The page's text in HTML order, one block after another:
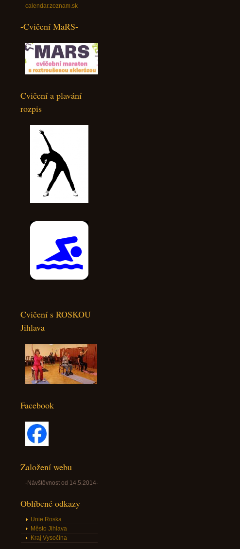
calendar.zoznam.sk
-Cvičení MaRS-
Cvičení a plavání
rozpis
Cvičení s ROSKOU
Jihlava
Facebook
Založení webu
-Návštěvnost od 14.5.2014-
Oblíbené odkazy
Unie Roska
Město Jihlava
Kraj Vysočina